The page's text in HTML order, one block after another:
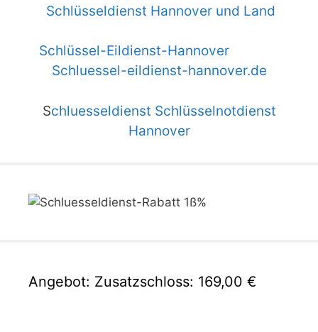
Schlüsseldienst Hannover und Land
Schlüssel-Eildienst-Hannover
Schluessel-eildienst-hannover.de
Schluesseldienst Schlüsselnotdienst
Hannover
Angebot: Zusatzschloss: 169,00 €